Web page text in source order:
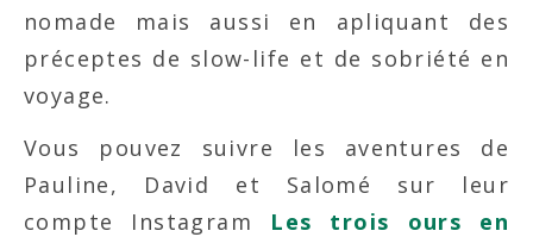
nomade mais aussi en apliquant des
préceptes de slow-life et de sobriété en
voyage.
Vous pouvez suivre les aventures de
Pauline, David et Salomé sur leur
compte Instagram Les trois ours en